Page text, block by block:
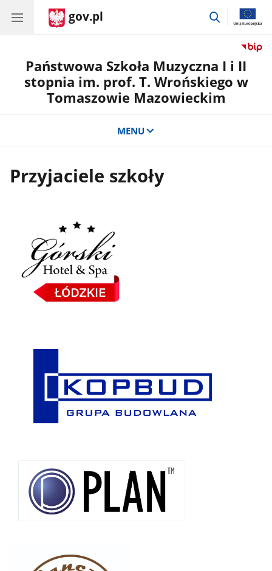
gov.pl
przejdź
Państwowa Szkoła Muzyczna I i II
stopnia im. prof. T. Wrońskiego w
Tomaszowie Mazowieckim
MENU
Przyjaciele szkoły